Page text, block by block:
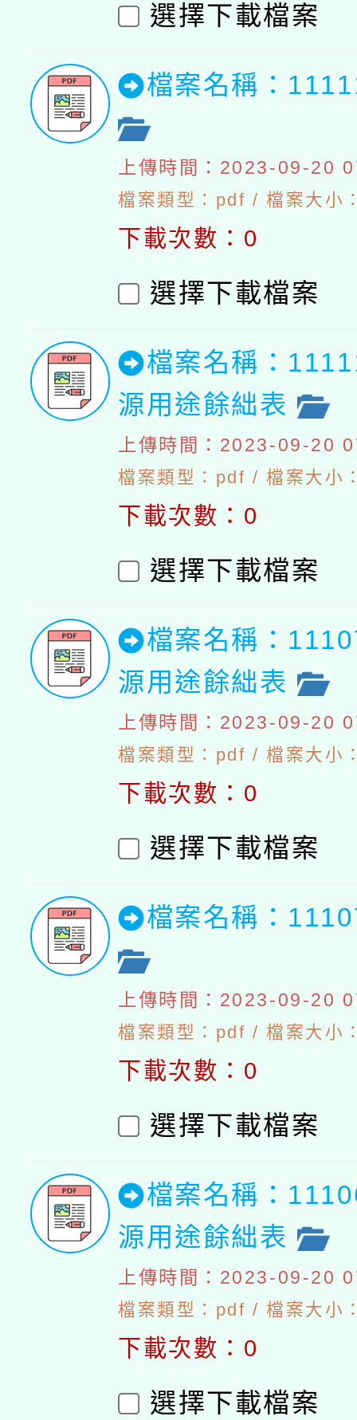
選擇下載檔案
檔案名稱：
上傳時間：2023-09-20
檔案類型：pdf / 檔案大小
下載次數：0
選擇下載檔案
檔案名稱：
源用途餘絀表
上傳時間：2023-09-20
檔案類型：pdf / 檔案大小
下載次數：0
選擇下載檔案
檔案名稱：
源用途餘絀表
上傳時間：2023-09-20
檔案類型：pdf / 檔案大小
下載次數：0
選擇下載檔案
檔案名稱：
上傳時間：2023-09-20
檔案類型：pdf / 檔案大小
下載次數：0
選擇下載檔案
檔案名稱：
源用途餘絀表
上傳時間：2023-09-20
檔案類型：pdf / 檔案大小
下載次數：0
選擇下載檔案